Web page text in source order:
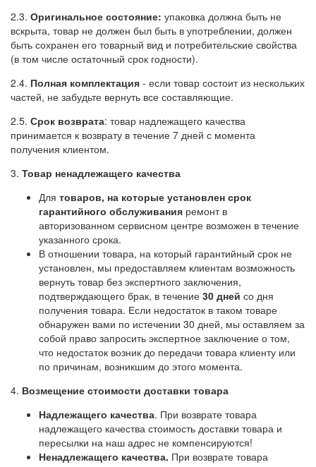
2.3. Оригинальное состояние: упаковка должна быть не
вскрыта, товар не должен был быть в употреблении, должен
быть сохранен его товарный вид и потребительские свойства
(в том числе остаточный срок годности).
2.4. Полная комплектация - если товар состоит из нескольких
частей, не забудьте вернуть все составляющие.
2.5. Срок возврата: товар надлежащего качества
принимается к возврату в течение 7 дней с момента
получения клиентом.
3. Товар ненадлежащего качества
Для товаров, на которые установлен срок
гарантийного обслуживания ремонт в
авторизованном сервисном центре возможен в течение
указанного срока.
В отношении товара, на который гарантийный срок не
установлен, мы предоставляем клиентам возможность
вернуть товар без экспертного заключения,
подтверждающего брак, в течение 30 дней со дня
получения товара. Если недостаток в таком товаре
обнаружен вами по истечении 30 дней, мы оставляем за
собой право запросить экспертное заключение о том,
что недостаток возник до передачи товара клиенту или
по причинам, возникшим до этого момента.
4. Возмещение стоимости доставки товара
Надлежащего качества. При возврате товара
надлежащего качества стоимость доставки товара и
пересылки на наш адрес не компенсируются!
Ненадлежащего качества. При возврате товара